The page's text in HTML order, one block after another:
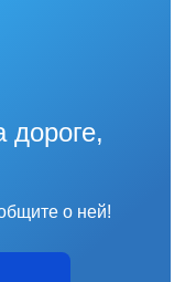
дороге,
о ней!